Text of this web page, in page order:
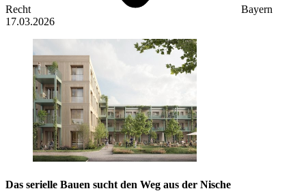
Recht
Bayern
17.03.2026
Das serielle Bauen sucht den Weg aus der Nische